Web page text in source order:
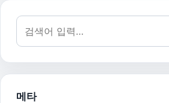
검색어:
메타